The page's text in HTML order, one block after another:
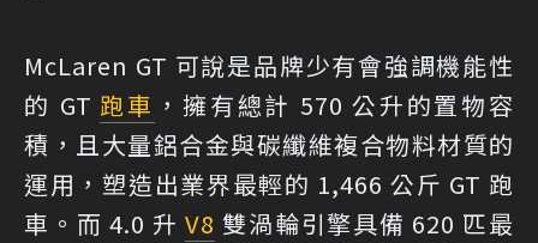
McLaren GT 可說是品牌少有會強調機能性
的 GT 跑車 ，擁有總計 570 公升的置物容
積，且大量鋁合金與碳纖維複合物料材質的
運用，塑造出業界最輕的 1,466 公斤 GT 跑
車。而 4.0 升V8 雙渦輪引擎具備 620 匹最